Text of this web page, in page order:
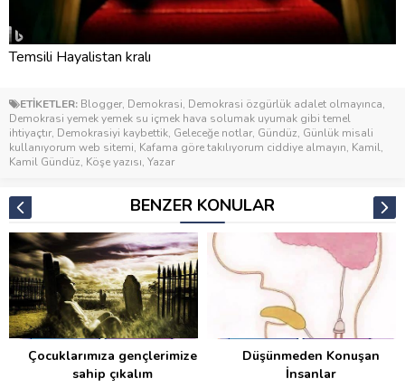
Temsili Hayalistan kralı
ETİKETLER: Blogger, Demokrasi, Demokrasi özgürlük adalet olmayınca,
Demokrasi yemek yemek su içmek hava solumak uyumak gibi temel
ihtiyaçtır, Demokrasiyi kaybettik, Geleceğe notlar, Gündüz, Günlük misali
kullanıyorum web sitemi, Kafama göre takılıyorum ciddiye almayın, Kamil,
Kamil Gündüz, Köşe yazısı, Yazar
BENZER KONULAR
Çocuklarımıza gençlerimize
sahip çıkalım
Düşünmeden Konuşan
İnsanlar